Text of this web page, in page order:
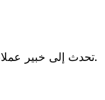
تحدث إلى خبيريمكننا التفوق على أسعار المنافسين.